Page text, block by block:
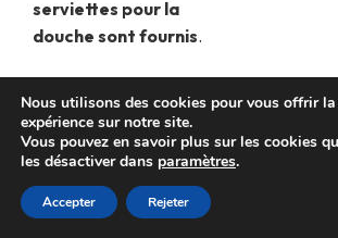
serviettes pour la
douche sont fournis.
Nous utilisons des cookies pour vous offrir
expérience sur notre site.
Vous pouvez en savoir plus sur les cookies
les désactiver dans paramètres.
Accepter Rejeter